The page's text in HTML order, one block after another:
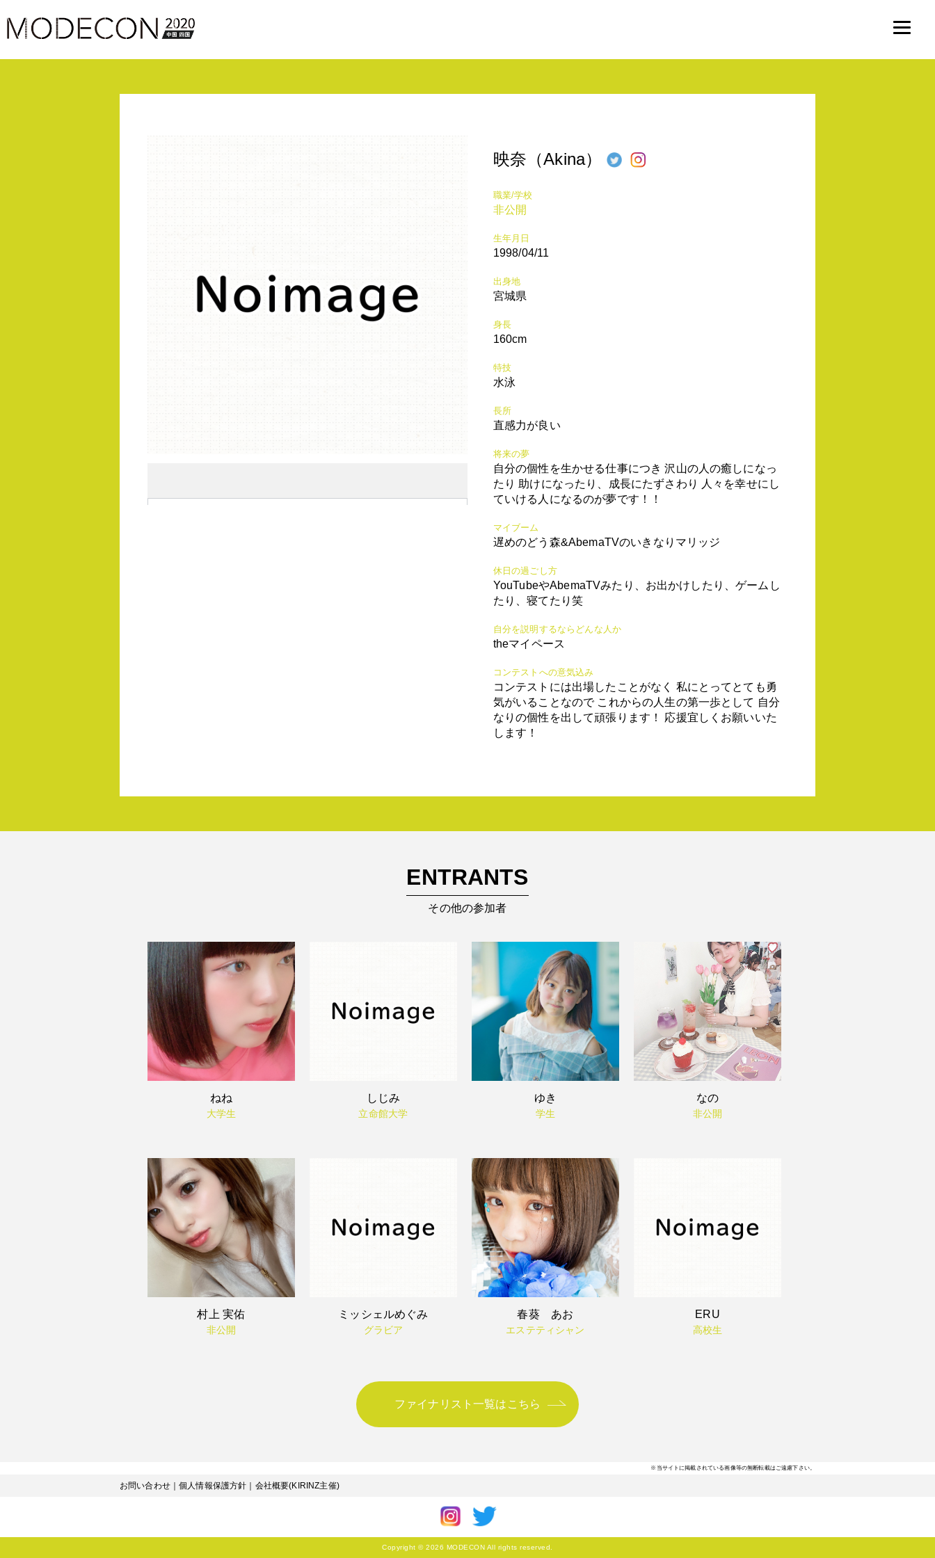
映奈（Akina）
職業/学校
非公開
生年月日
1998/04/11
出身地
宮城県
身長
160cm
特技
水泳
長所
直感力が良い
将来の夢
自分の個性を生かせる仕事につき 沢山の人の癒しになっ
たり 助けになったり、成長にたずさわり 人々を幸せにし
ていける人になるのが夢です！！
マイブーム
遅めのどう森&AbemaTVのいきなりマリッジ
休日の過ごし方
YouTubeやAbemaTVみたり、お出かけしたり、ゲームし
たり、寝てたり笑
自分を説明するならどんな人か
theマイペース
コンテストへの意気込み
コンテストには出場したことがなく 私にとってとても勇
気がいることなので これからの人生の第一歩として 自分
なりの個性を出して頑張ります！ 応援宜しくお願いいた
します！
ENTRANTS
その他の参加者
ねね
大学生
しじみ
立命館大学
ゆき
学生
なの
非公開
村上 実佑
非公開
ミッシェルめぐみ
グラビア
春葵 あお
エステティシャン
ERU
高校生
ファイナリスト一覧はこちら
※当サイトに掲載されている画像等の無断転載はご遠慮下さい。
お問い合わせ｜個人情報保護方針 会社概要(KIRINZ主催)
Copyright © 2026 MODECON All rights reserved.